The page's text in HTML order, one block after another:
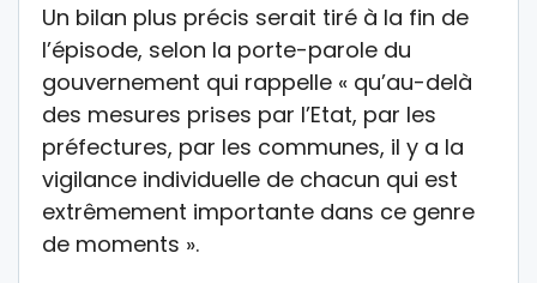
Un bilan plus précis serait tiré à la fin de
l’épisode, selon la porte-parole du
gouvernement qui rappelle « qu’au-delà
des mesures prises par l’Etat, par les
préfectures, par les communes, il y a la
vigilance individuelle de chacun qui est
extrêmement importante dans ce genre
de moments ».